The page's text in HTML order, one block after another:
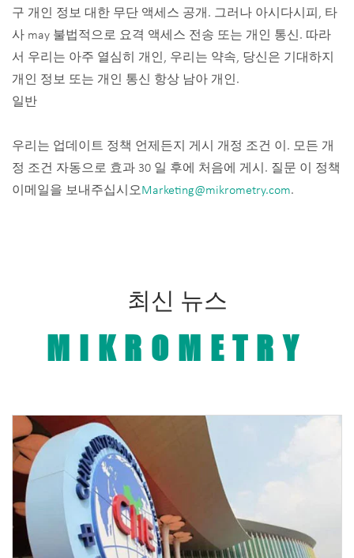
구 개인 정보 대한 무단 액세스 공개. 그러나 아시다시피, 타
사 may 불법적으로 요격 액세스 전송 또는 개인 통신. 따라
서 우리는 아주 열심히 개인, 우리는 약속, 당신은 기대하지
개인 정보 또는 개인 통신 항상 남아 개인.
일반
우리는 업데이트 정책 언제든지 게시 개정 조건 이. 모든 개
정 조건 자동으로 효과 30 일 후에 처음에 게시. 질문 이 정책
이메일을 보내주십시오Marketing@mikrometry.com.
최신 뉴스
MIKROMETRY